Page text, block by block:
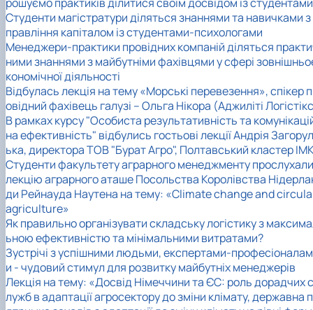
рошуємо практиків ділитися своїм досвідом із студентами
Студенти магістратури діляться знаннями та навичками з
правління капіталом із студентами-психологами
Менеджери-практики провідних компаній діляться
ними знаннями з майбутніми фахівцями у сфері
кономічної діяльності
Відбулась лекція на тему «Морські перевезення», спікер
овідний фахівець галузі – Ольга Нікора (Аджиліті
В рамках курсу "Особиста результативність та
на ефективність" відбулись гостьові лекції Андрія Загорул
ька, директора ТОВ "Бурат Агро", Полтавський кластер
Студенти факультету аграрного менеджменту прослухали
лекцію аграрного аташе Посольства Королівства
ди Рейнауда Наутена на тему: «Climate change and
agriculture»
Як правильно організувати складську логістику з
ьною ефективністю та мінімальними витратами?
Зустрічі з успішними людьми, експертами-професіоналам
и - чудовий стимул для розвитку майбутніх менеджерів
Лекція на тему: «Досвід Німеччини та ЄС: роль дорадчих с
лужб в адаптації агросектору до зміни клімату, державна